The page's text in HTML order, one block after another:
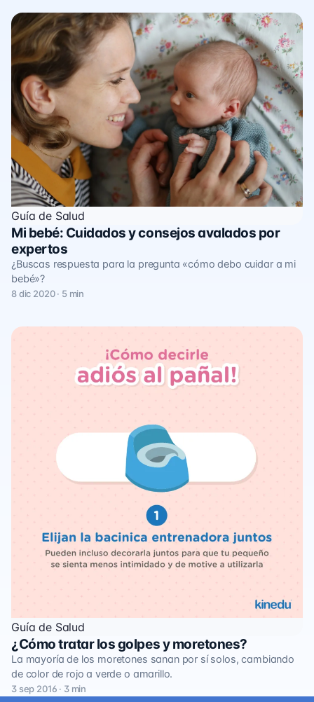
Guía de Salud
Mi bebé: Cuidados y consejos avalados por
expertos
¿Buscas respuesta para la pregunta «cómo debo cuidar a mi
bebé»?
8 dic 2020 · 5 min
Guía de Salud
¿Cómo tratar los golpes y moretones?
La mayoría de los moretones sanan por sí solos, cambiando
de color de rojo a verde o amarillo.
3 sep 2016 · 3 min